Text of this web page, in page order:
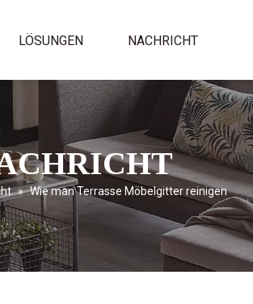
LÖSUNGEN NACHRICHT
» Wie man Terrasse Möbelgitter reinigen